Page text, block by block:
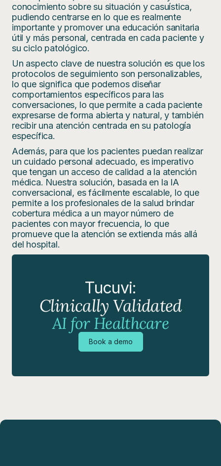
conocimiento sobre su situación y casuística,
pudiendo centrarse en lo que es realmente
importante y promover una educación sanitaria
útil y más personal, centrada en cada paciente y
su ciclo patológico.
Un aspecto clave de nuestra solución es que los
protocolos de seguimiento son personalizables,
lo que significa que podemos diseñar
comportamientos específicos para las
conversaciones, lo que permite a cada paciente
expresarse de forma abierta y natural, y también
recibir una atención centrada en su patología
específica.
Además, para que los pacientes puedan realizar
un cuidado personal adecuado, es imperativo
que tengan un acceso de calidad a la atención
médica. Nuestra solución, basada en la IA
conversacional, es fácilmente escalable, lo que
permite a los profesionales de la salud brindar
cobertura médica a un mayor número de
pacientes con mayor frecuencia, lo que
promueve que la atención se extienda más allá
del hospital.
Tucuvi:
Clinically Validated
AI for Healthcare
Book a demo